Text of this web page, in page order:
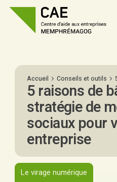
Accueil Conseils et outils
5 raisons de
stratégie de
sociaux pour
entreprise
Le virage numérique